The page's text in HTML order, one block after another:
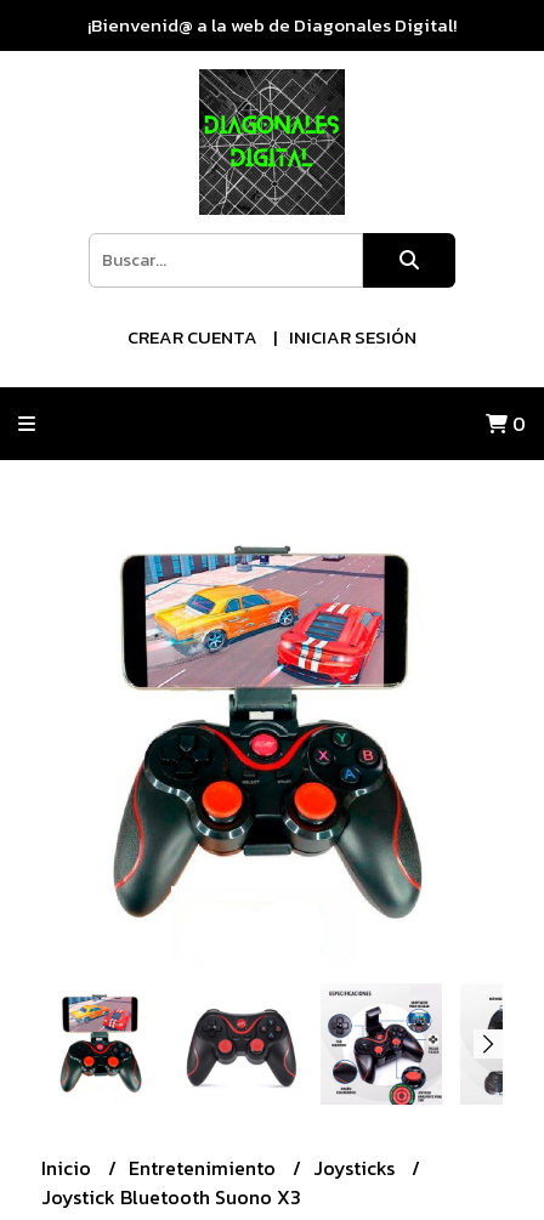
¡Bienvenid@ a la web de Diagonales Digital!
CREAR CUENTA INICIAR SESIÓN
0
Inicio Entretenimiento
Joysticks
Joystick Bluetooth Suono X3